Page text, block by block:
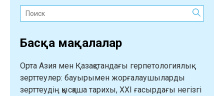
apodus)
фактісі
Поиск:
Басқа мақалалар
Орта Азия мен Қазақстандағы герпетологиялық
зерттеулер: бауырымен жорғалаушыларды
зерттеудің қысқаша тарихы, XXI ғасырдағы негізгі